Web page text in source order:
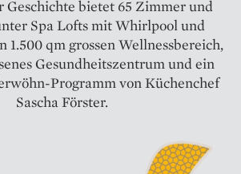
Geschichte bietet 65 Zimmer und
Spa Lofts mit Whirlpool und
1.500 qm grossen Wellnessbereich,
Gesundheitszentrum und ein
Programm von Küchenchef
Sascha Förster.